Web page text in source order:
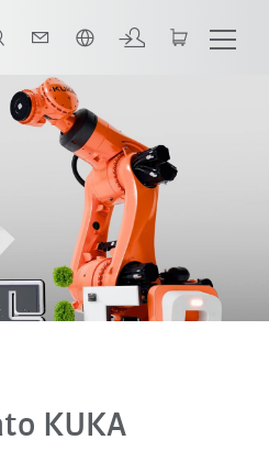
KUKA